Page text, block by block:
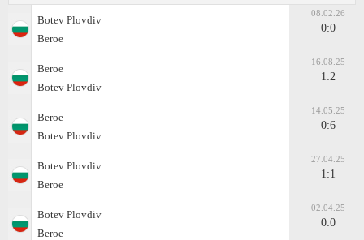
Botev Plovdiv
Beroe
08.02.26
0:0
Beroe
Botev Plovdiv
16.08.25
1:2
Beroe
Botev Plovdiv
14.05.25
0:6
Botev Plovdiv
Beroe
27.04.25
1:1
Botev Plovdiv
Beroe
02.04.25
0:0